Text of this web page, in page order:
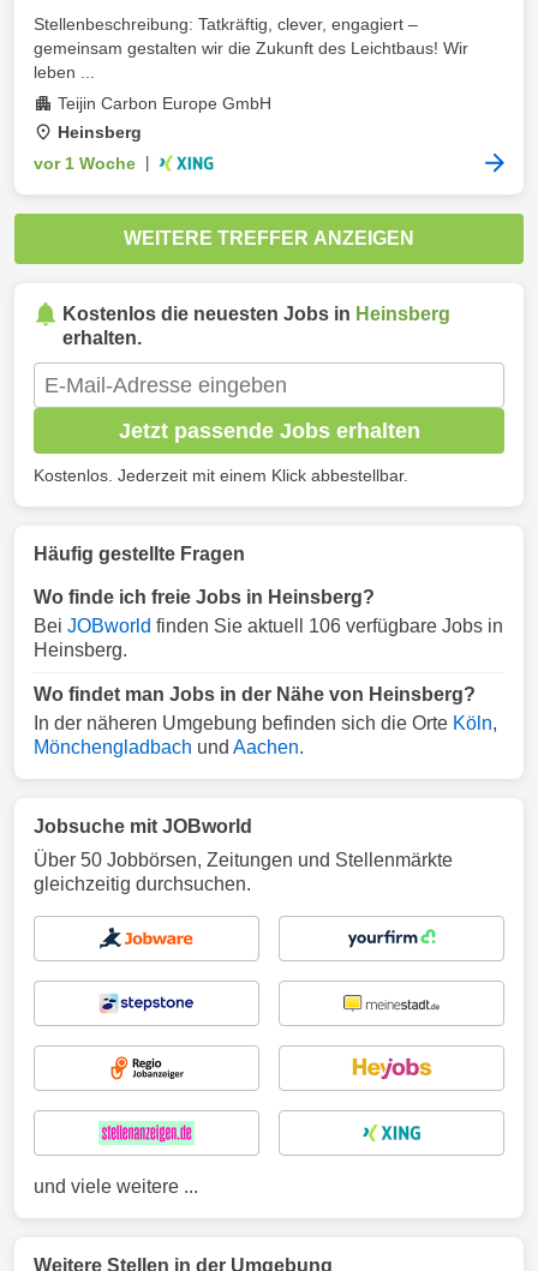
Stellenbeschreibung: Tatkräftig, clever, engagiert –
gemeinsam gestalten wir die Zukunft des Leichtbaus! Wir
leben ...
Teijin Carbon Europe GmbH
Heinsberg
vor 1 Woche
WEITERE TREFFER ANZEIGEN
Kostenlos die neuesten Jobs in Heinsberg
erhalten.
Jetzt passende Jobs erhalten
Kostenlos. Jederzeit mit einem Klick abbestellbar.
Häufig gestellte Fragen
Wo finde ich freie Jobs in Heinsberg?
Bei JOBworld finden Sie aktuell 106 verfügbare Jobs in
Heinsberg.
Wo findet man Jobs in der Nähe von Heinsberg?
In der näheren Umgebung befinden sich die Orte Köln,
Mönchengladbach und Aachen.
Jobsuche mit JOBworld
Über 50 Jobbörsen, Zeitungen und Stellenmärkte
gleichzeitig durchsuchen.
und viele weitere ...
Weitere Stellen in der Umgebung